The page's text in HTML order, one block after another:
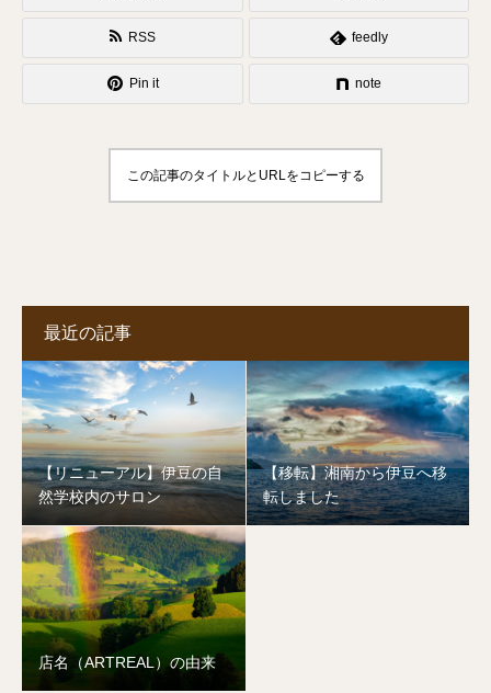
RSS feedly
Pin it note
この記事のタイトルとURLをコピーする
最近の記事
【リニューアル】伊豆の自
然学校内のサロン
【移転】湘南から伊豆へ移
転しました
店名（ARTREAL）の由来